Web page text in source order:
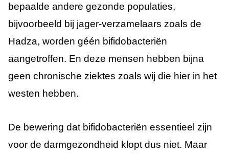
bepaalde andere gezonde populaties,
bijvoorbeeld bij jager-verzamelaars zoals de
Hadza, worden géén bifidobacteriën
aangetroffen. En deze mensen hebben bijna
geen chronische ziektes zoals wij die hier in het
westen hebben.
De bewering dat bifidobacteriën essentieel zijn
voor de darmgezondheid klopt dus niet. Maar